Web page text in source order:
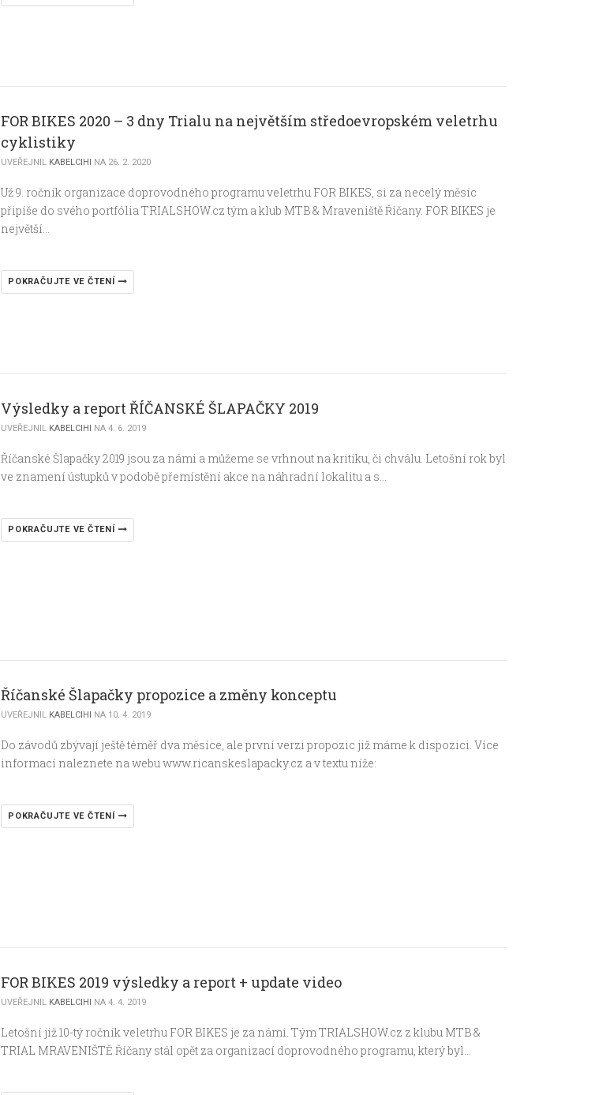
FOR BIKES 2020 – 3 dny Trialu na největším středoevropském veletrhu
cyklistiky
UVEŘEJNIL KABELCIHI NA 26. 2. 2020
Už 9. ročník organizace doprovodného programu veletrhu FOR BIKES, si za necelý měsíc
připíše do svého portfólia TRIALSHOW.cz tým a klub MTB & Mraveniště Říčany. FOR BIKES je
největší…
POKRAČUJTE VE ČTENÍ
Výsledky a report ŘÍČANSKÉ ŠLAPAČKY 2019
UVEŘEJNIL KABELCIHI NA 4. 6. 2019
Říčanské Šlapačky 2019 jsou za námi a můžeme se vrhnout na kritiku, či chválu. Letošní rok byl
ve znamení ústupků v podobě přemístění akce na náhradní lokalitu a s…
POKRAČUJTE VE ČTENÍ
Říčanské Šlapačky propozice a změny konceptu
UVEŘEJNIL KABELCIHI NA 10. 4. 2019
Do závodů zbývají ještě téměř dva měsíce, ale první verzi propozic již máme k dispozici. Více
informací naleznete na webu www.ricanskeslapacky.cz a v textu níže:
POKRAČUJTE VE ČTENÍ
FOR BIKES 2019 výsledky a report + update video
UVEŘEJNIL KABELCIHI NA 4. 4. 2019
Letošní již 10-tý ročník veletrhu FOR BIKES je za námi. Tým TRIALSHOW.cz z klubu MTB &
TRIAL MRAVENIŠTĚ Říčany stál opět za organizací doprovodného programu, který byl…